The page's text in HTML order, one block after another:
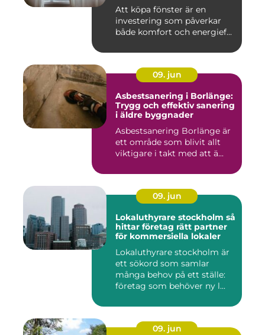
Att köpa fönster är en
investering som påverkar
både komfort och energief...
09. jun
Asbestsanering i Borlänge:
Trygg och effektiv sanering
i äldre byggnader
Asbestsanering Borlänge är
ett område som blivit allt
viktigare i takt med att ä...
09. jun
Lokaluthyrare stockholm så
hittar företag rätt partner
för kommersiella lokaler
Lokaluthyrare stockholm är
ett sökord som samlar
många behov på ett ställe:
företag som behöver ny l...
09. jun